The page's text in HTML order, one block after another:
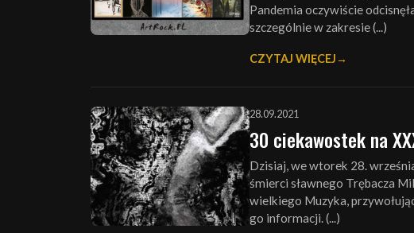
Pandemia oczywiście
szczególnie w zakresie (...)
CZYTAJ WIĘCEJ
28.09.2021
30 ciekawostek na
Dzisiaj, we wtorek 28.
śmierci sławnego Trębacza
wielkiego Muzyka,
go informacji. (...)